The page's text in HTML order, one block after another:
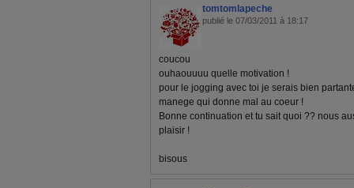
tomtomlapeche
publié le 07/03/2011 à 18:17
coucou
ouhaouuuu quelle motivation !
pour le jogging avec toi je serais bien
manege qui donne mal au coeur !
Bonne continuation et tu sait quoi ?? nous
plaisir !
bisous